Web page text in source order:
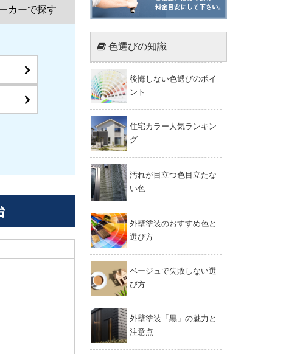
カーで探す
色選びの知識
後悔しない色選びのポイ
ント
住宅カラー人気ランキン
グ
汚れが目立つ色目立たな
い色
外壁塗装のおすすめ色と
選び方
ベージュで失敗しない選
び方
外壁塗装「黒」の魅力と
注意点